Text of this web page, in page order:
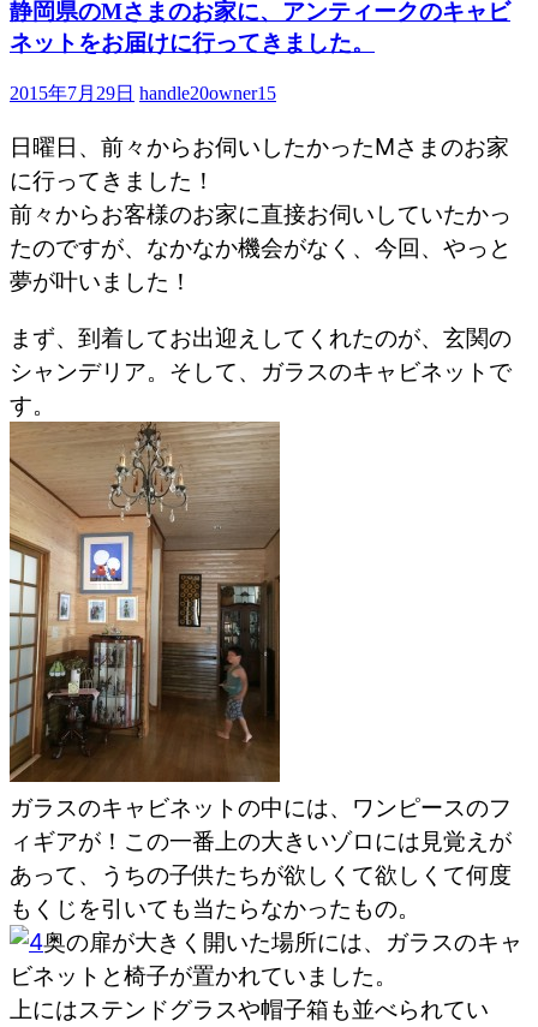
静岡県のMさまのお家に、アンティークのキャビ
ネットをお届けに行ってきました。
2015年7月29日 handle20owner15
日曜日、前々からお伺いしたかったMさまのお家
に行ってきました！
前々からお客様のお家に直接お伺いしていたかっ
たのですが、なかなか機会がなく、今回、やっと
夢が叶いました！
まず、到着してお出迎えしてくれたのが、玄関の
シャンデリア。そして、ガラスのキャビネットで
す。
ガラスのキャビネットの中には、ワンピースのフ
ィギアが！この一番上の大きいゾロには見覚えが
あって、うちの子供たちが欲しくて欲しくて何度
もくじを引いても当たらなかったもの。
奥の扉が大きく開いた場所には、ガラスのキャ
ビネットと椅子が置かれていました。
上にはステンドグラスや帽子箱も並べられてい